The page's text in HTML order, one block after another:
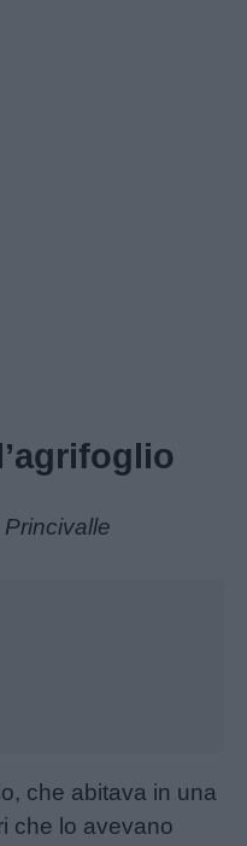
che abitava in una
che lo avevano